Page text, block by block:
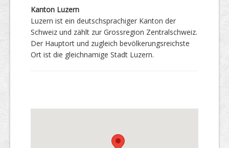
Kanton Luzern
Luzern ist ein deutschsprachiger Kanton der
Schweiz und zählt zur Grossregion Zentralschweiz.
Der Hauptort und zugleich bevölkerungsreichste
Ort ist die gleichnamige Stadt Luzern.